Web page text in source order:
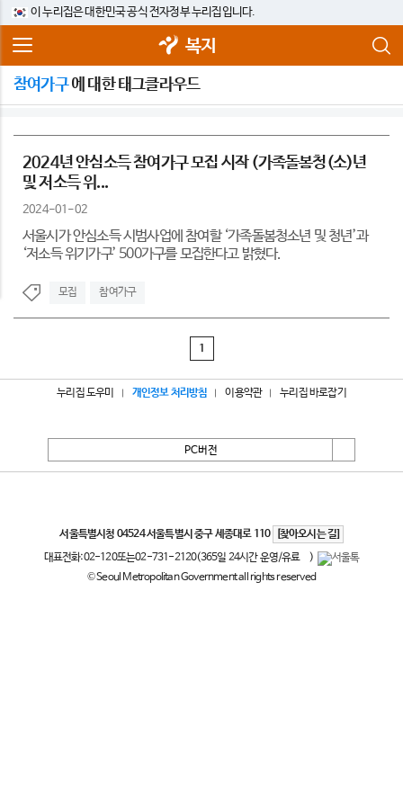
이 누리집은 대한민국 공식 전자정부 누리집입니다.
복지
참여가구에 대한 태그클라우드
2024년 안심소득 참여가구 모집 시작 (가족돌봄청(소)년
및 저소득 위...
2024-01-02
서울시가 안심소득 시범사업에 참여할 ‘가족돌봄청소년 및 청년’과
‘저소득 위기가구’ 500가구를 모집한다고 밝혔다.
모집 참여가구
1
누리집 도우미 개인정보 처리방침 이용약관 누리집 바로잡기
PC버전
서울특별시청 04524 서울특별시 중구 세종대로 110
[찾아오시는 길]
대표전화:02-120또는02-731-2120(365일 24시간 운영/유료
)
© Seoul Metropolitan Government all rights reserved